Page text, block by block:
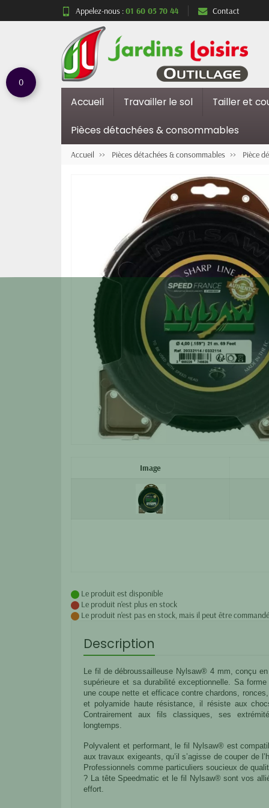
0
Appelez-nous :01 60 05 70 44 Contact
Accueil Travailler le sol Tailler et
Pièces détachées & consommables
Accueil Pièces détachées & consommables Pièce
Image
Le produit est disponible
Le produit n'est plus en stock
Le produit n'est pas en stock, mais il peut être
Description
Le fil de débroussailleuse Nylsaw® 4 mm, conçu
supérieure et sa durabilité exceptionnelle. Sa
une coupe nette et efficace contre chardons,
et polyamide haute résistance, il résiste aux
Contrairement aux fils classiques, ses
longtemps.
Polyvalent et performant, le fil Nylsaw® est
aux travaux exigeants, qu’il s’agisse de couper de
Professionnels comme particuliers soucieux de
? La tête Speedmatic et le fil Nylsaw® sont vos
effort.